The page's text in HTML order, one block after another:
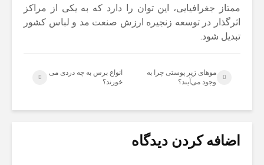
ممتاز جغرافیایی، این توان را دارد که به یکی از مراکز
اثرگذار در توسعه زنجیره ارزش صنعت مد و لباس کشور
تبدیل شود.
مو‌های زیر پوستی چرا به
وجود می‌آیند؟
انواع برس به چه دردی می
خورند؟
اضافه کردن دیدگاه